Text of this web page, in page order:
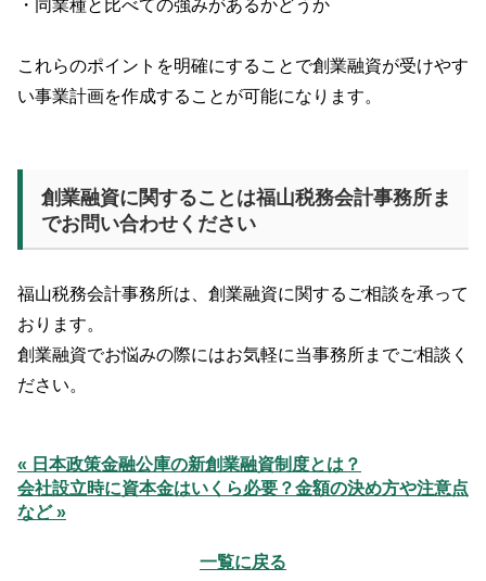
・同業種と比べての強みがあるかどうか
これらのポイントを明確にすることで創業融資が受けやす
い事業計画を作成することが可能になります。
創業融資に関することは福山税務会計事務所ま
でお問い合わせください
福山税務会計事務所は、創業融資に関するご相談を承って
おります。
創業融資でお悩みの際にはお気軽に当事務所までご相談く
ださい。
« 日本政策金融公庫の新創業融資制度とは？
会社設立時に資本金はいくら必要？金額の決め方や注意点
など »
一覧に戻る